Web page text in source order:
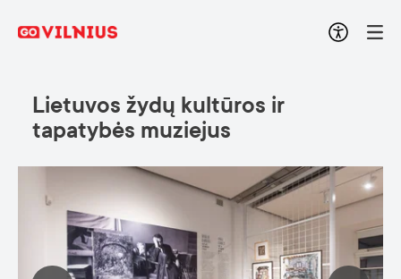
Lietuvos žydų kultūros ir
tapatybės muziejus